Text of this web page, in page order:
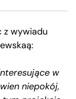
z wywiadu
w
niepokój,